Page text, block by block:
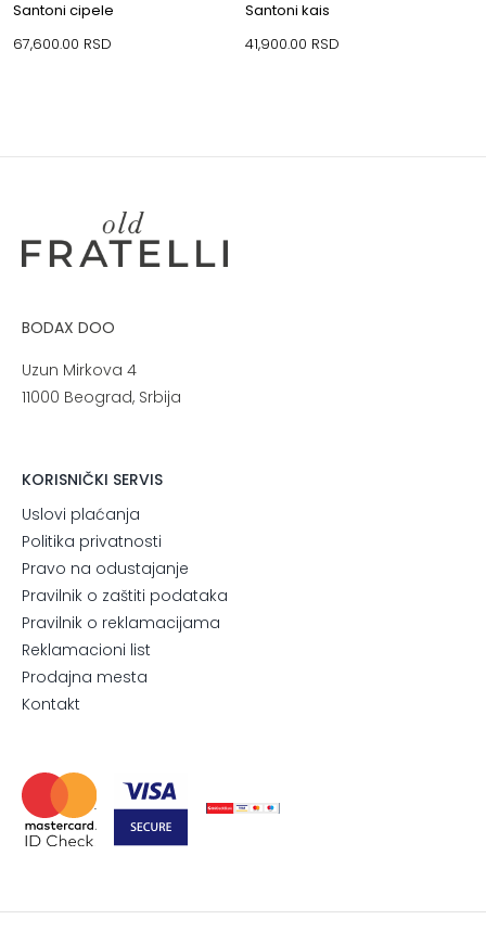
Santoni cipele
67,600.00 RSD
Santoni kais
41,900.00 RSD
BODAX DOO
Uzun Mirkova 4
11000 Beograd, Srbija
KORISNIČKI SERVIS
Uslovi plaćanja
Politika privatnosti
Pravo na odustajanje
Pravilnik o zaštiti podataka
Pravilnik o reklamacijama
Reklamacioni list
Prodajna mesta
Kontakt